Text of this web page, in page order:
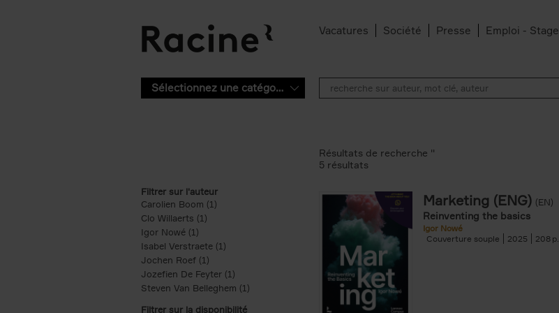
Vacatures Société Presse Emploi - Stage
Sélectionnez une catégorie
Filtrer sur l'auteur
Carolien Boom (1)
Clo Willaerts (1)
Igor Nowé (1)
Isabel Verstraete (1) Apply Isabel Verstraete filter
Jochen Roef (1)
Jozefien De Feyter (1) Apply Jozefien De Feyter filter
Steven Van Belleghem (1) Apply Steven Van Belleghem filter
Filtrer sur la disponibilité
Résultats de recherche ''
5 résultats
Marketing (ENG) (EN)
Reinventing the basics
Igor Nowé
Couverture souple
2025 208